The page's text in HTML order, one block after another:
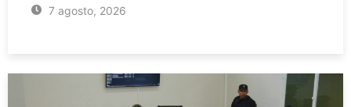
7 agosto, 2026